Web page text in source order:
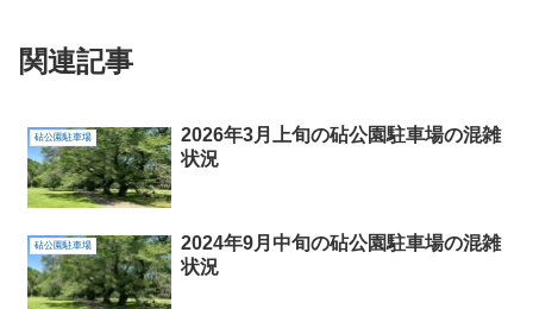
関連記事
砧公園駐車場
2026年3月上旬の砧公園駐車場の混雑
状況
砧公園駐車場
2024年9月中旬の砧公園駐車場の混雑
状況